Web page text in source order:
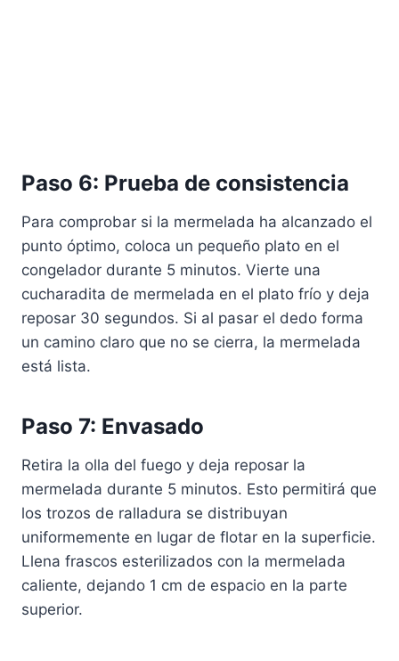
Paso 6: Prueba de consistencia
Para comprobar si la mermelada ha alcanzado el
punto óptimo, coloca un pequeño plato en el
congelador durante 5 minutos. Vierte una
cucharadita de mermelada en el plato frío y deja
reposar 30 segundos. Si al pasar el dedo forma
un camino claro que no se cierra, la mermelada
está lista.
Paso 7: Envasado
Retira la olla del fuego y deja reposar la
mermelada durante 5 minutos. Esto permitirá que
los trozos de ralladura se distribuyan
uniformemente en lugar de flotar en la superficie.
Llena frascos esterilizados con la mermelada
caliente, dejando 1 cm de espacio en la parte
superior.